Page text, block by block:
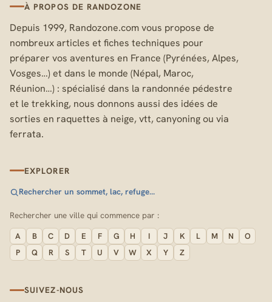
À PROPOS DE RANDOZONE
Depuis 1999, Randozone.com vous propose de
nombreux articles et fiches techniques pour
préparer vos aventures en France (Pyrénées, Alpes,
Vosges…) et dans le monde (Népal, Maroc,
Réunion…) : spécialisé dans la randonnée pédestre
et le trekking, nous donnons aussi des idées de
sorties en raquettes à neige, vtt, canyoning ou via
ferrata.
EXPLORER
Rechercher un sommet, lac, refuge…
Rechercher une ville qui commence par :
A B C D E F G H I J K L M N
O
P
Q R S T U V W X Y Z
SUIVEZ-NOUS